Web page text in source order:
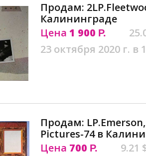
Продам:
Калининграде
Цена 1 900 Р.
23 октября 2020 г. в
Продам:
Pictures-74 в
Цена 700 Р.
9.21